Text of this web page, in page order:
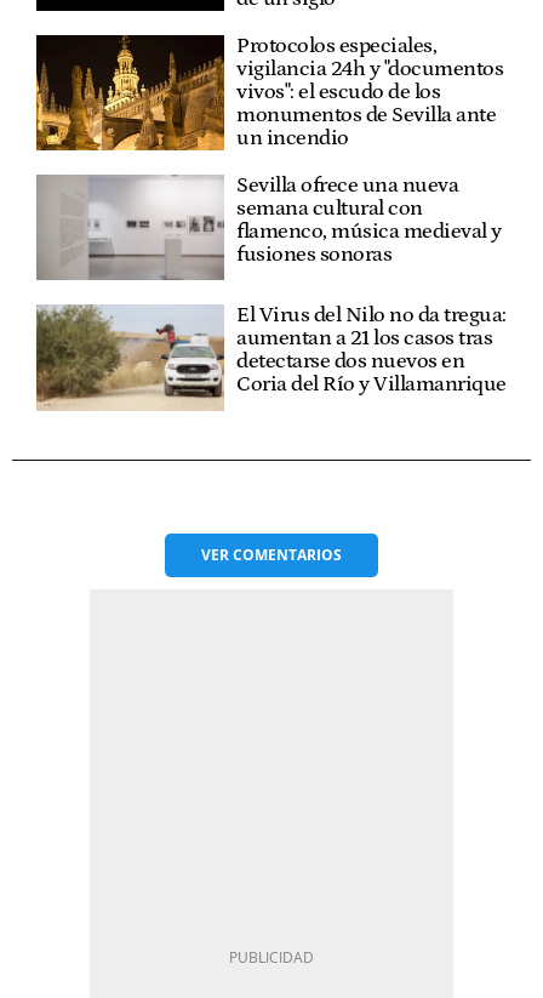
Protocolos especiales,
vigilancia 24h y "documentos
vivos": el escudo de los
monumentos de Sevilla ante
un incendio
Sevilla ofrece una nueva
semana cultural con
flamenco, música medieval y
fusiones sonoras
El Virus del Nilo no da tregua:
aumentan a 21 los casos tras
detectarse dos nuevos en
Coria del Río y Villamanrique
VERCOMENTARIOS